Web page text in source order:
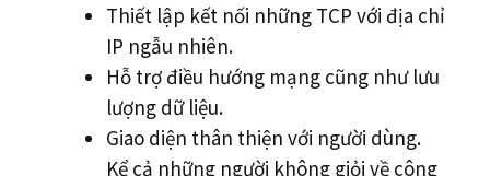
Thiết lập kết nối những TCP với địa chỉ
IP ngẫu nhiên.
Hỗ trợ điều hướng mạng cũng như lưu
lượng dữ liệu.
Giao diện thân thiện với người dùng.
Kể cả những người không giỏi về công